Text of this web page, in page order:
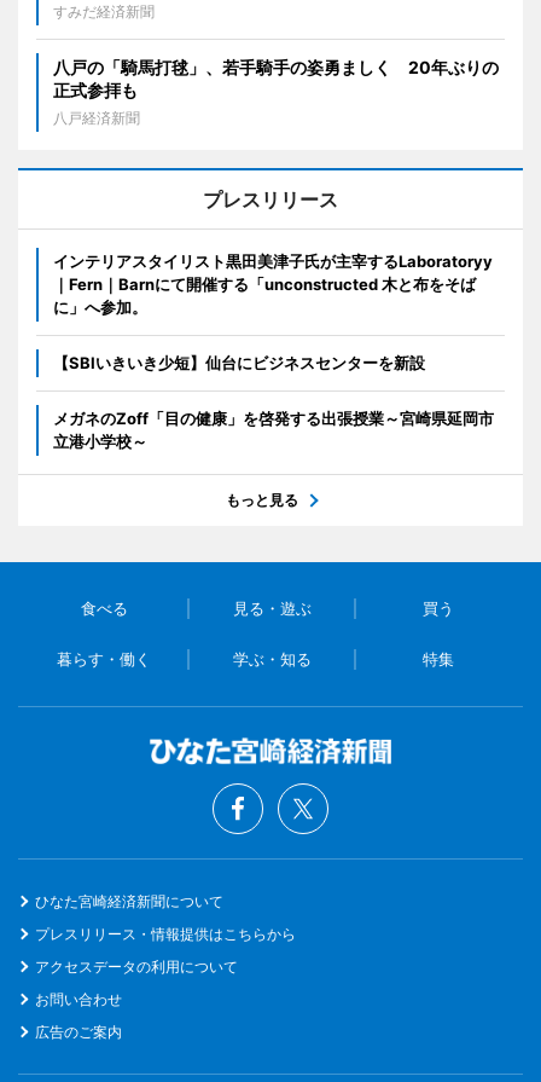
すみだ経済新聞
八戸の「騎馬打毬」、若手騎手の姿勇ましく 20年ぶりの
正式参拝も
八戸経済新聞
プレスリリース
インテリアスタイリスト黒田美津子氏が主宰するLaboratoryy
｜Fern｜Barnにて開催する「unconstructed 木と布をそば
に」へ参加。
【SBIいきいき少短】仙台にビジネスセンターを新設
メガネのZoff「目の健康」を啓発する出張授業～宮崎県延岡市
立港小学校～
もっと見る
食べる 見る・遊ぶ 買う
暮らす・働く 学ぶ・知る 特集
ひなた宮崎経済新聞について
プレスリリース・情報提供はこちらから
アクセスデータの利用について
お問い合わせ
広告のご案内